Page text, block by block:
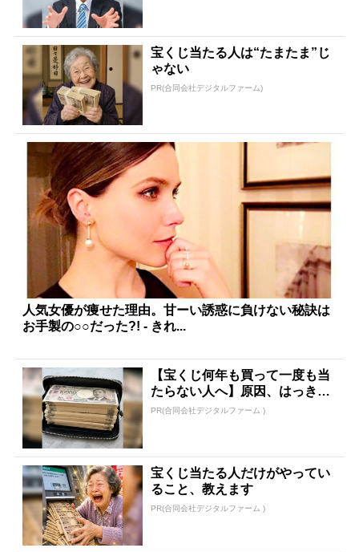
宝くじ当たる人は“たまたま”じ
ゃない
PR(合同会社デジタルファーム)
人気女優が痩せた理由。甘ーい誘惑に負けない秘訣は
お手製の○○だった?! - きれ...
【宝くじ何年も買って一度も当
たらない人へ】原因、はっきり
してます
PR(合同会社デジタルファーム )
宝くじ当たる人だけがやってい
ること、教えます
PR(合同会社デジタルファーム )